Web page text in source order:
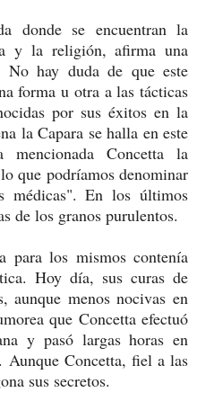
donde se encuentran la
y la religión, afirma una
hay duda de que este
forma u otra a las tácticas
por sus éxitos en la
la Capara se halla en este
Concetta la
que podríamos denominar
médicas". En los últimos
de los granos purulentos.
para los mismos contenía
Hoy día, sus curas de
aunque menos nocivas en
que Concetta efectuó
y pasó largas horas en
Aunque Concetta, fiel a las
sus secretos.